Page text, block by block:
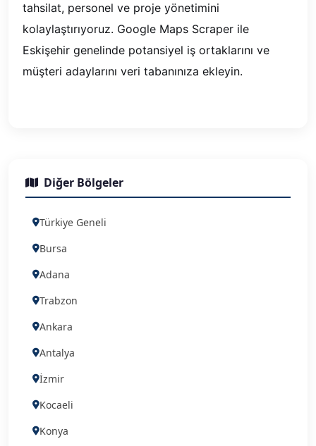
tahsilat, personel ve proje yönetimini
kolaylaştırıyoruz. Google Maps Scraper ile
Eskişehir genelinde potansiyel iş ortaklarını ve
müşteri adaylarını veri tabanınıza ekleyin.
Diğer Bölgeler
Türkiye Geneli
Bursa
Adana
Trabzon
Ankara
Antalya
İzmir
Kocaeli
Konya